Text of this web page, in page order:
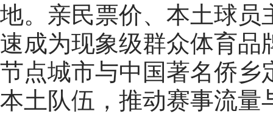
地。亲民票价、本土球员
速成为现象级群众体育品
节点城市与中国著名侨乡
本土队伍，推动赛事流量